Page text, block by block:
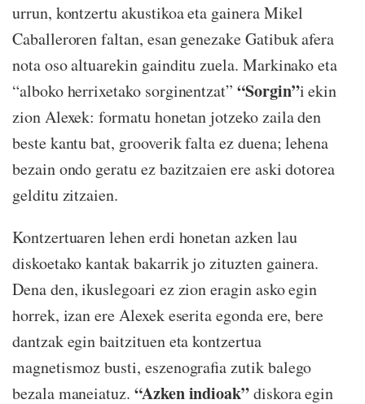
urrun, kontzertu akustikoa eta gainera Mikel
Caballeroren faltan, esan genezake Gatibuk afera
nota oso altuarekin gainditu zuela. Markinako eta
“alboko herrixetako sorginentzat” “Sorgin”i ekin
zion Alexek: formatu honetan jotzeko zaila den
beste kantu bat, grooverik falta ez duena; lehena
bezain ondo geratu ez bazitzaien ere aski dotorea
gelditu zitzaien.
Kontzertuaren lehen erdi honetan azken lau
diskoetako kantak bakarrik jo zituzten gainera.
Dena den, ikuslegoari ez zion eragin asko egin
horrek, izan ere Alexek eserita egonda ere, bere
dantzak egin baitzituen eta kontzertua
magnetismoz busti, eszenografia zutik balego
bezala maneiatuz. “Azken indioak”diskora egin